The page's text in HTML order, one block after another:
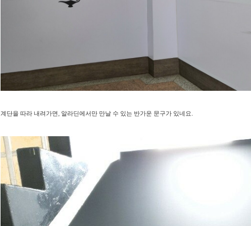
계단을 따라 내려가면, 알라딘에서만 만날 수 있는 반가운 문구가 있네요.